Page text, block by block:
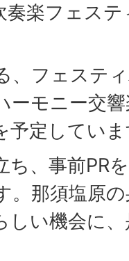
奏楽フェス
、フェステ
ーモニー交
予定してい
ち、事前PR
。那須塩原
しい機会に